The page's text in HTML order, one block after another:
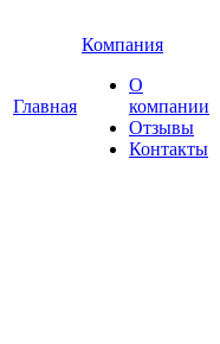
Главная
Компания
О
компании
Отзывы
Контакты